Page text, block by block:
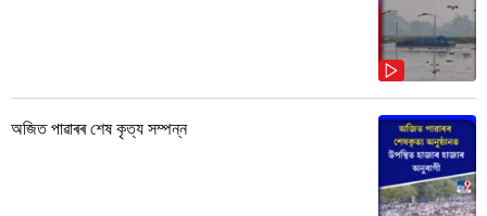
অজিত পাৱাৰৰ শেষ কৃত্য সম্পন্ন